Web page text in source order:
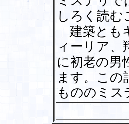
しろく読む
建築とも
ィーリア、
に初老の男
ます。この
もののミス